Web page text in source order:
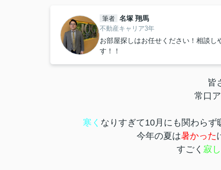
筆者 名塚 翔馬
不動産キャリア3年
お部屋探しはお任せください！相談
す！！
皆
常口
寒く なりすぎて10月にも関わら
今年の夏は暑かった
すごく 寂